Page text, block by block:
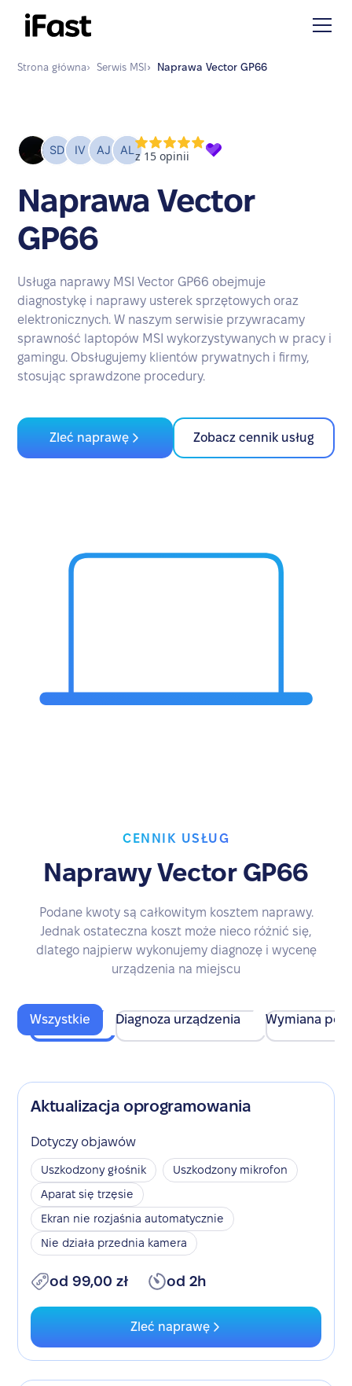
Strona główna› Serwis MSI › Naprawa Vector GP66
Naprawa Vector
GP66
Usługa naprawy MSI Vector GP66 obejmuje
diagnostykę i naprawy usterek sprzętowych oraz
elektronicznych. W naszym serwisie przywracamy
sprawność laptopów MSI wykorzystywanych w pracy i
gamingu. Obsługujemy klientów prywatnych i firmy,
stosując sprawdzone procedury.
Zleć naprawę Zobacz cennik usług
CENNIK USŁUG
Naprawy Vector GP66
Podane kwoty są całkowitym kosztem naprawy.
Jednak ostateczna koszt może nieco różnić się,
dlatego najpierw wykonujemy diagnozę i wycenę
urządzenia na miejscu
Wszystkie Diagnoza urządzenia Wymiana
Aktualizacja oprogramowania
Dotyczy objawów
Uszkodzony głośnik
Uszkodzony mikrofon
Aparat się trzęsie
Ekran nie rozjaśnia automatycznie
Nie działa przednia kamera
od 99,00 zł od 2h
Zleć naprawę